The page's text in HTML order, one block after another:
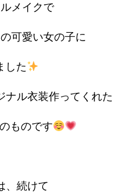
メイクで
可愛い女の子に
した
ナル衣装作ってくれた
ものです
、続けて